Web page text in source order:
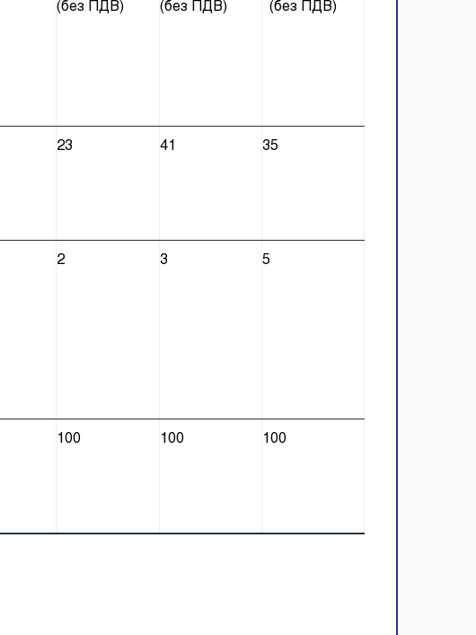
(без ПДВ) (без ПДВ) (без ПДВ)
23 41 35
2 3 5
100 100 100